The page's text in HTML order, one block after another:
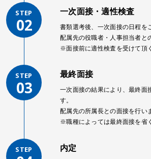
一次面接・適性検査
書類選考後、一次面接の日程を
配属先の役職者・人事担当者と
※面接前に適性検査を受けて頂
最終面接
一次面接の結果により、最終面
す。
配属先の所属長との面接を行い
※職種によっては最終面接を省
内定